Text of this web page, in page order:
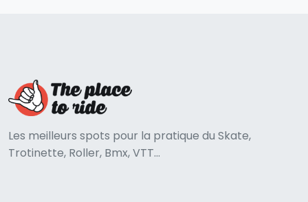
Les meilleurs spots pour la pratique du Skate,
Trotinette, Roller, Bmx, VTT...